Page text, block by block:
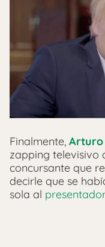
Finalmente, Arturo
zapping televisivo
concursante que
decirle que se
sola al presentador